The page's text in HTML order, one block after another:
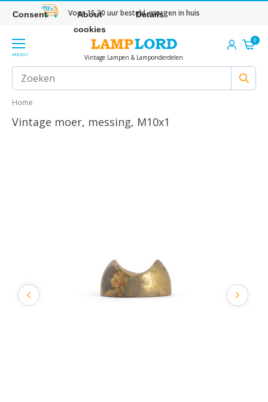
Voor 15.30 uur besteld, morgen in huis
MENU Vintage Lampen & Lamponderdelen
0
Home
Vintage moer, messing, M10x1
Consent
About
cookies
Details